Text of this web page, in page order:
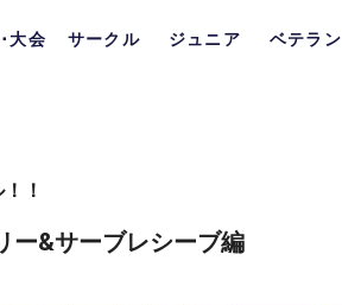
大会 サークル ジュニア ベテラン
！
ー&サーブレシーブ編